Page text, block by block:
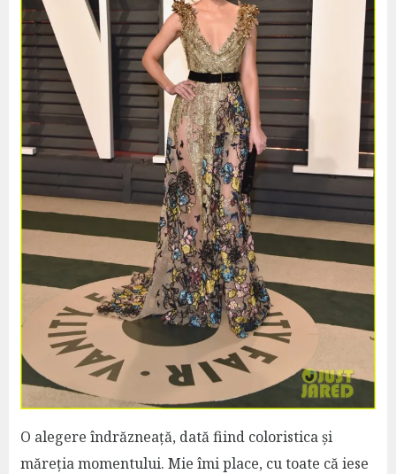
O alegere îndrăzneață, dată fiind coloristica și
măreția momentului. Mie îmi place, cu toate că iese